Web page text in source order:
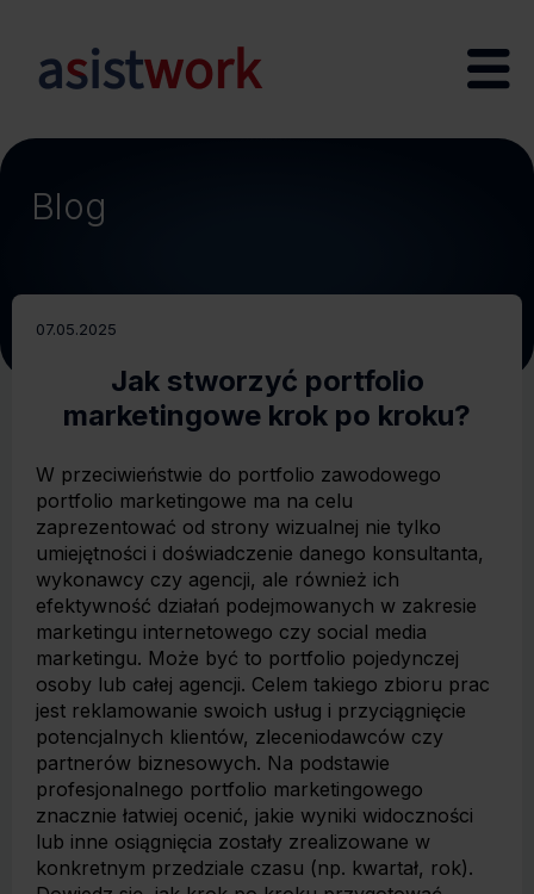
Blog
07.05.2025
Jak stworzyć portfolio
marketingowe krok po kroku?
W przeciwieństwie do portfolio zawodowego
portfolio marketingowe ma na celu
zaprezentować od strony wizualnej nie tylko
umiejętności i doświadczenie danego konsultanta,
wykonawcy czy agencji, ale również ich
efektywność działań podejmowanych w zakresie
marketingu internetowego czy social media
marketingu. Może być to portfolio pojedynczej
osoby lub całej agencji. Celem takiego zbioru prac
jest reklamowanie swoich usług i przyciągnięcie
potencjalnych klientów, zleceniodawców czy
partnerów biznesowych. Na podstawie
profesjonalnego portfolio marketingowego
znacznie łatwiej ocenić, jakie wyniki widoczności
lub inne osiągnięcia zostały zrealizowane w
konkretnym przedziale czasu (np. kwartał, rok).